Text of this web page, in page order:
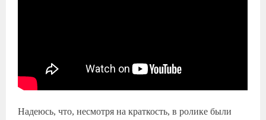
Надеюсь, что, несмотря на краткость, в ролике были